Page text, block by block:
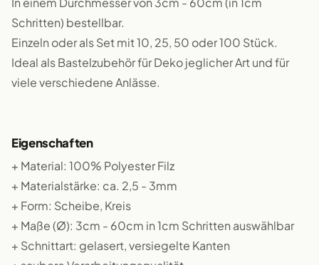
Schritten) bestellbar.
Einzeln oder als Set mit 10, 25, 50 oder 100 Stück.
Ideal als Bastelzubehör für Deko jeglicher Art und für
viele verschiedene Anlässe.
Eigenschaften
+ Material: 100% Polyester Filz
+ Materialstärke: ca. 2,5 - 3mm
+ Form: Scheibe, Kreis
+ Maße (Ø): 3cm - 60cm in 1cm Schritten auswählbar
+ Schnittart: gelasert, versiegelte Kanten